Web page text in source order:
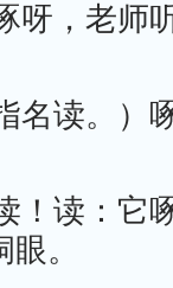
呀，老师
名读。）
！读：它
。